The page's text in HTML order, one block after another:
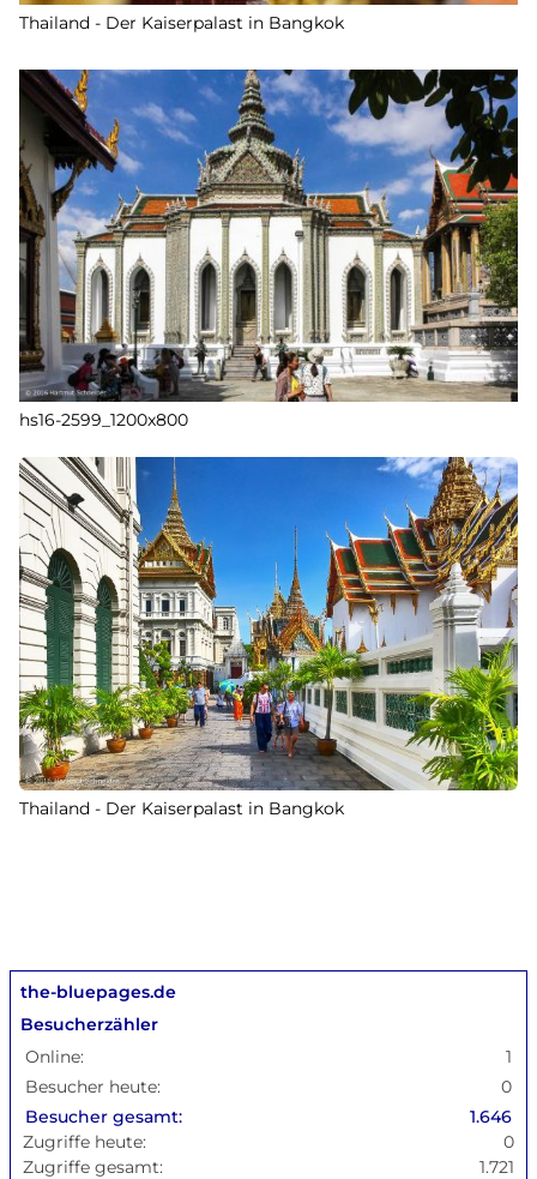
Thailand - Der Kaiserpalast in Bangkok
hs16-2599_1200x800
Thailand - Der Kaiserpalast in Bangkok
the-bluepages.de
Besucherzähler
Online:
1
Besucher heute:
0
Besucher gesamt:
1.646
Zugriffe heute:
0
Zugriffe gesamt:
1.721